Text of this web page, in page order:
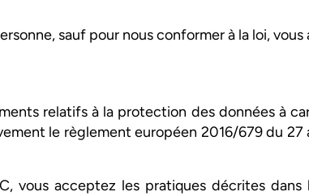
sauf pour nous conformer à la loi,
relatifs à la protection des données à
le règlement européen 2016/679 du
vous acceptez les pratiques décrites